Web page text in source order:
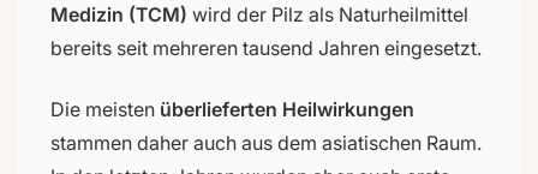
Medizin (TCM) wird der Pilz als Naturheilmittel
bereits seit mehreren tausend Jahren eingesetzt.
Die meisten überlieferten Heilwirkungen
stammen daher auch aus dem asiatischen Raum.